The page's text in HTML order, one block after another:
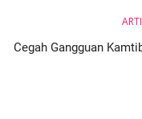
Cegah Gangguan